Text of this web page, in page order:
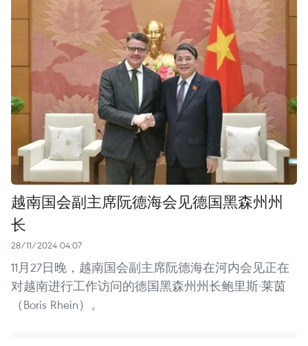
越南国会副主席阮德海会见德国黑森州州
长
28/11/2024 04:07
11月27日晚，越南国会副主席阮德海在河内会见正在
对越南进行工作访问的德国黑森州州长鲍里斯·莱茵
（Boris Rhein）。